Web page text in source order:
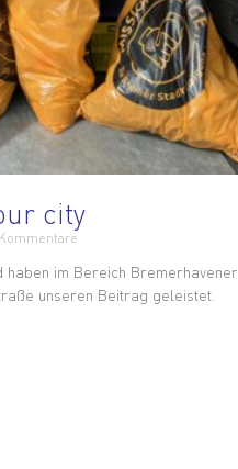
city
haben im Bereich Bremerhavener
unseren Beitrag geleistet.